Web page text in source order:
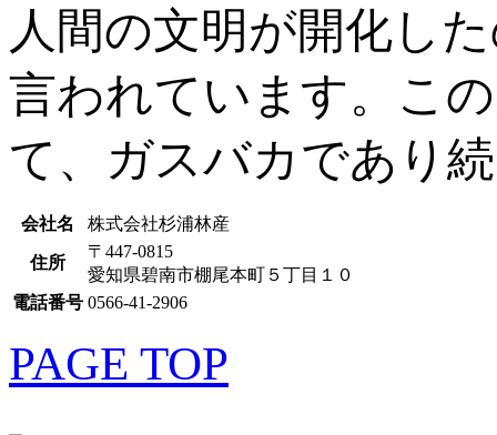
人間の文明が開化し
言われています。こ
て、ガスバカであり
会社名 株式会社杉浦林産
住所
〒447-0815
愛知県碧南市棚尾本町５丁目１０
電話番号 0566-41-2906
PAGE TOP